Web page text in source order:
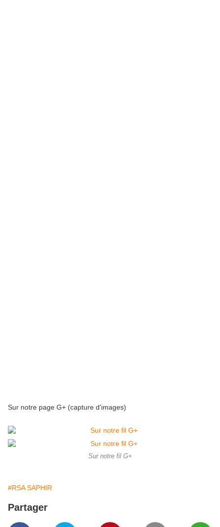
Sur notre page G+ (capture d'images)
Sur notre fil G+
#RSA SAPHIR
Partager